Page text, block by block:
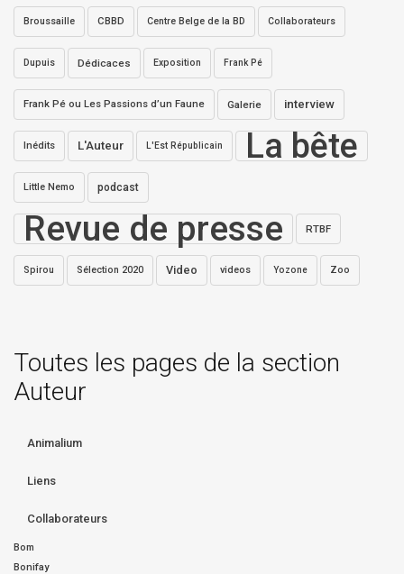
Broussaille CBBD Centre Belge de la BD Collaborateurs
Dupuis Dédicaces Exposition Frank Pé
Frank Pé ou Les Passions d’un Faune Galerie interview
Inédits L'Auteur L'Est Républicain La bête
Little Nemo podcast
Revue de presse RTBF
Spirou Sélection 2020 Video videos Yozone Zoo
Toutes les pages de la section
Auteur
Animalium
Liens
Collaborateurs
Bom
Bonifay